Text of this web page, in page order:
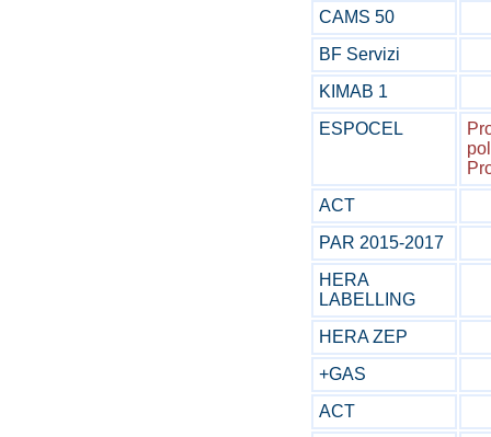
CAMS 50
BF Servizi
KIMAB 1
ESPOCEL
ACT
PAR 2015-2017
HERA
LABELLING
HERA ZEP
+GAS
ACT